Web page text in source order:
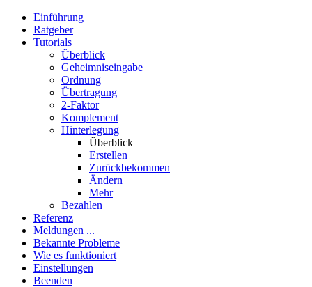
Einführung
Ratgeber
Tutorials
Überblick
Geheimniseingabe
Ordnung
Übertragung
2-Faktor
Komplement
Hinterlegung
Überblick
Erstellen
Zurückbekommen
Ändern
Mehr
Bezahlen
Referenz
Meldungen ...
Bekannte Probleme
Wie es funktioniert
Einstellungen
Beenden